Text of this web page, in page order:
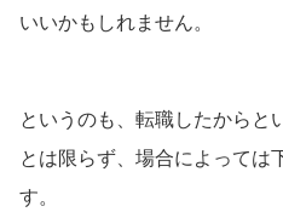
いいかもしれません。
というのも、転職したからと
とは限らず、場合によっては
す。